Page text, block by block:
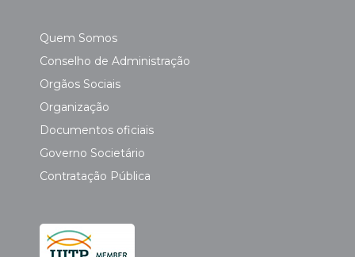
Quem Somos
Conselho de Administração
Orgãos Sociais
Organização
Documentos oficiais
Governo Societário
Contratação Pública